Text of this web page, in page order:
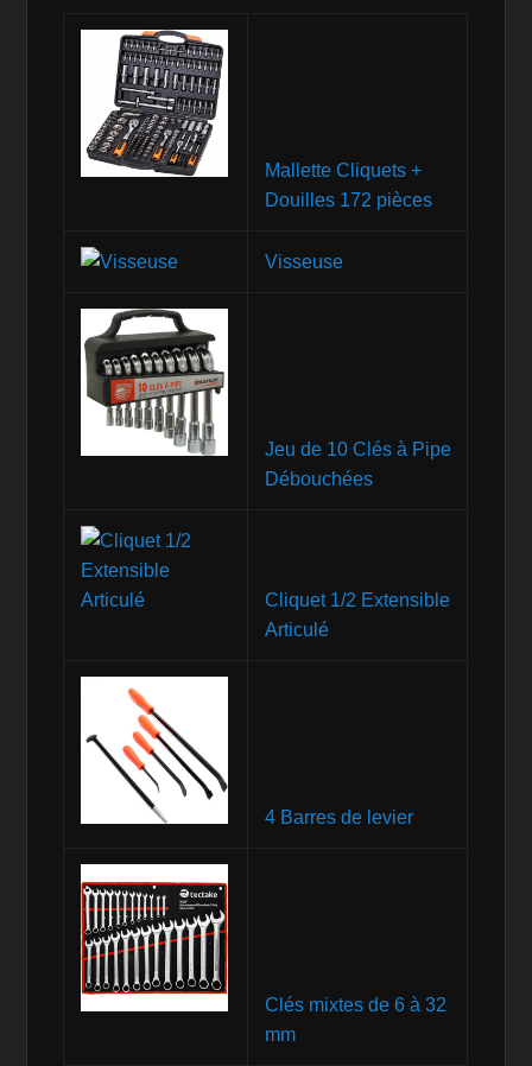
Mallette Cliquets +
Douilles 172 pièces
Visseuse
Jeu de 10 Clés à Pipe
Débouchées
Cliquet 1/2 Extensible
Articulé
4 Barres de levier
Clés mixtes de 6 à 32
mm